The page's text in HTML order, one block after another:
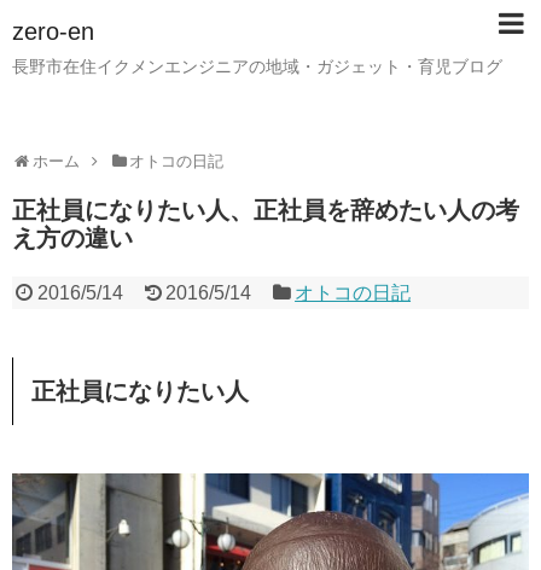
zero-en
長野市在住イクメンエンジニアの地域・ガジェット・育児ブログ
ホーム オトコの日記
正社員になりたい人、正社員を辞めたい人の考
え方の違い
2016/5/14 2016/5/14 オトコの日記
正社員になりたい人